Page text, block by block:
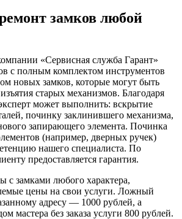
замков любой
«Сервисная служба Гарант»
с полным комплектом инструментов
новых замков, которые могут быть
старых механизмов. Благодаря
может выполнить: вскрытие
починку заклинившего механизма,
запирающего элемента. Починка
(например, дверных ручек)
нашего специалиста. По
предоставляется гарантия.
замками любого характера,
цены на свои услуги. Ложный
адресу — 1000 рублей, а
мастера без заказа услуги 800 рублей.